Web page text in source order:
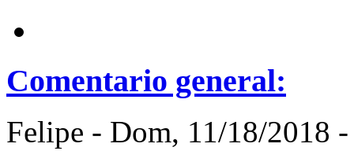
Comentario general:
Felipe - Dom, 11/18/2018